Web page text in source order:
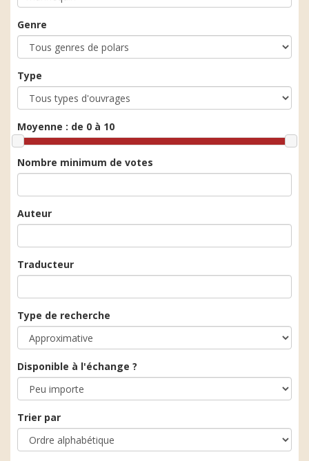
Genre
Type
Moyenne : de 0 à 10
Nombre minimum de votes
Auteur
Traducteur
Type de recherche
Disponible à l'échange ?
Trier par